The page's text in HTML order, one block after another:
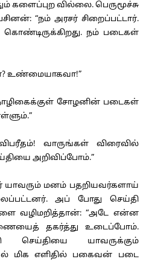
களைப்புற வில்லை. பெருமூச்சு
“நம் அரசர் சிறைப்பட்டார்.
நம் படைகள்
உண்மையாகவா!”
சோழனின் படைகள்
வாருங்கள் விரைவில்
அறிவிப்போம்.”
மனம் பதறியவர்களாய்
அப் போது செய்தி
வழிமறித்தான்: “அடே என்ன
தகர்த்து உடைப்போம்.
செய்தியை யாவருக்கும்
மிக எளிதில் பகைவன் படை